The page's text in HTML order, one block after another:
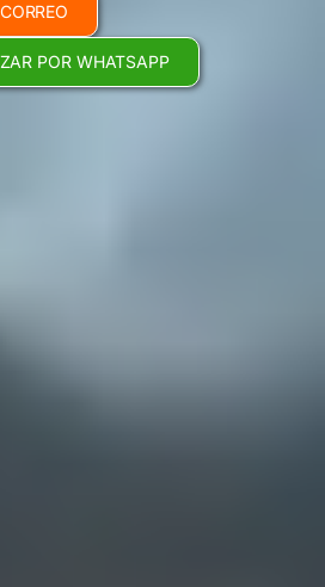
POR WHATSAPP